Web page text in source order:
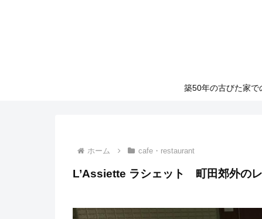
築50年の古びた家
ホーム cafe・restaurant
L’Assiette ラシェット 町田郊外の